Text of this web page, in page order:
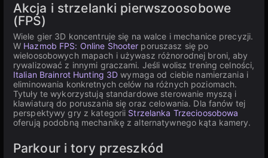
Akcja i strzelanki pierwszoosobowe
(FPS)
Wiele gier 3D koncentruje się na walce i mechanice precyzji.
W Hazmob FPS: Online Shooter poruszasz się po
wieloosobowych mapach i używasz różnorodnej broni, aby
rywalizować z innymi graczami. Jeśli wolisz trening celności,
Italian Brainrot Hunting 3D wymaga od ciebie namierzania i
eliminowania konkretnych celów na różnych poziomach.
Tytuły te wykorzystują standardowe sterowanie myszą i
klawiaturą do poruszania się oraz celowania. Dla fanów tej
perspektywy gry z kategorii Strzelanka Trzecioosobowa
oferują podobną mechanikę z alternatywnego kąta kamery.
Parkour i tory przeszkód